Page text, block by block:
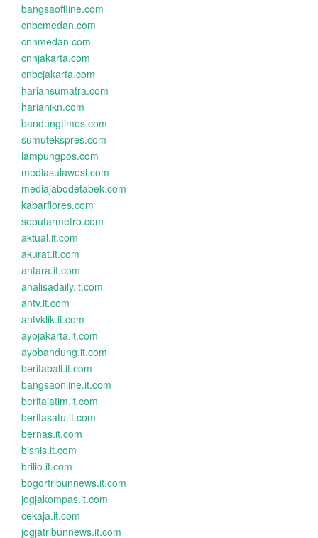
bangsaoffline.com
cnbcmedan.com
cnnmedan.com
cnnjakarta.com
cnbcjakarta.com
hariansumatra.com
harianikn.com
bandungtimes.com
sumutekspres.com
lampungpos.com
mediasulawesi.com
mediajabodetabek.com
kabarflores.com
seputarmetro.com
aktual.it.com
akurat.it.com
antara.it.com
analisadaily.it.com
antv.it.com
antvklik.it.com
ayojakarta.it.com
ayobandung.it.com
beritabali.it.com
bangsaonline.it.com
beritajatim.it.com
beritasatu.it.com
bernas.it.com
bisnis.it.com
brilio.it.com
bogortribunnews.it.com
jogjakompas.it.com
cekaja.it.com
jogjatribunnews.it.com